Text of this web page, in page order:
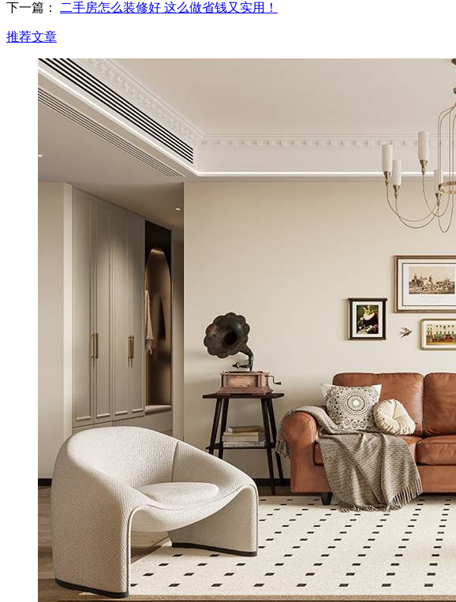
下一篇： 二手房怎么装修好 这么做省钱又实用！
推荐文章